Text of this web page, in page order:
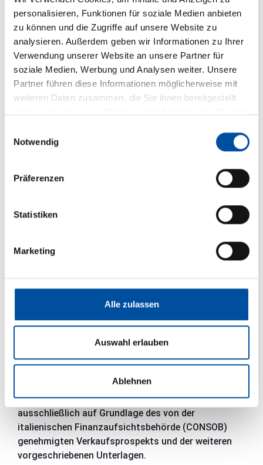
personalisieren, Funktionen für soziale Medien anbieten
zu können und die Zugriffe auf unsere Website zu
analysieren. Außerdem geben wir Informationen zu Ihrer
Verwendung unserer Website an unsere Partner für
soziale Medien, Werbung und Analysen weiter. Unsere
Partner führen diese Informationen möglicherweise mit
weiteren Daten zusammen, die Sie ihnen bereitgestellt
Notwendig
Präferenzen
Statistiken
Marketing
Alle zulassen
Auswahl erlauben
Ablehnen
geltenden gesetzlichen Vorschriften sowie etwaige
steuerliche Auswirkungen zu informieren und diese
zu beachten.
Belgien
Die Fondsanteile dürfen in Belgien ausschließlich an
professionelle Anleger und/oder gemäß den
ist nur zulässig, sofern eine entsprechende
Jahresberichte und die Halbjahresberichte des
französischer Sprache bei der
Verwaltungsgesellschaft ETHENEA Independent
Investors S.A., 16, rue Gabriel Lippmann, 5365
Munsbach, Luxemburg und beim Vertreter erhältlich;
DZ PRIVATBANK S.A., 4, rue Thomas Edison, L-1445
Strassen, Luxemburg.
geltenden Vorschriften angeboten oder verkauft
werden. Ein öffentliches Angebot erfolgt
ausschließlich auf Grundlage des von der
italienischen Finanzaufsichtsbehörde (CONSOB)
genehmigten Verkaufsprospekts und der weiteren
vorgeschriebenen Unterlagen.